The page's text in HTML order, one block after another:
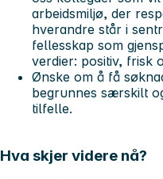
arbeidsmiljø, der
hverandre står i
fellesskap som
verdier: positiv, frisk
Ønske om å få
begrunnes særskilt
tilfelle.
Hva skjer videre nå?